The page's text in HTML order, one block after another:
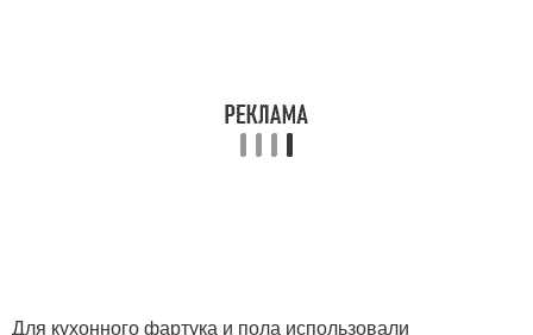
Для кухонного фартука и пола использовали